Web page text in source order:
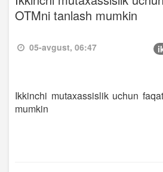
OTMni tanlash mumkin
05-avgust, 06:47
Ikkinchi mutaxassislik uchun
mumkin